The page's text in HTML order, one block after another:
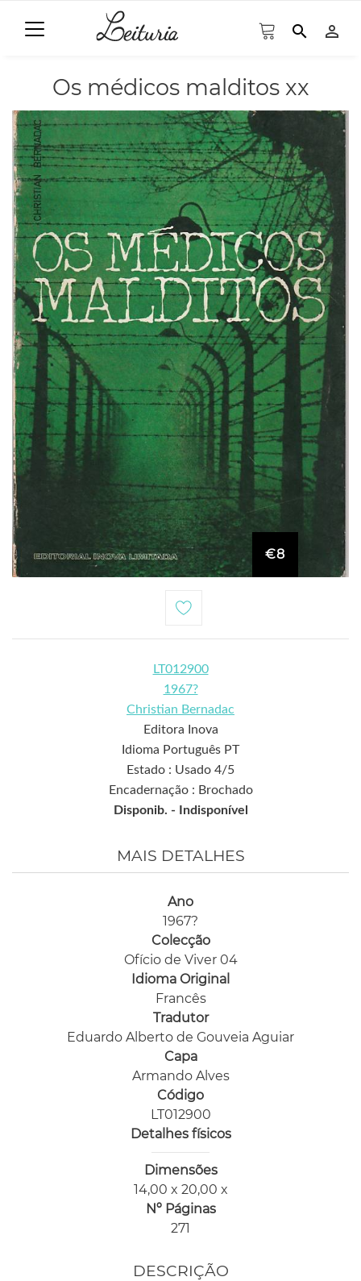
search person_outline
Os médicos malditos xx
€8
LT012900
1967?
Christian Bernadac
Editora Inova
Idioma Português PT
Estado : Usado 4/5
Encadernação : Brochado
Disponib. -
Indisponível
MAIS DETALHES
Ano
1967?
Colecção
Ofício de Viver 04
Idioma Original
Francês
Tradutor
Eduardo Alberto de Gouveia Aguiar
Capa
Armando Alves
Código
LT012900
Detalhes físicos
Dimensões
14,00 x 20,00 x
Nº Páginas
271
DESCRIÇÃO